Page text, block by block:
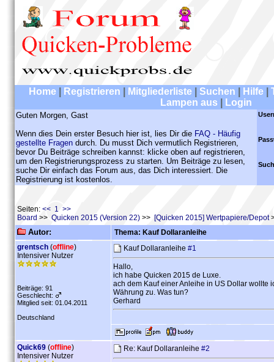
Home Registrieren Mitgliederliste Suchen Hilfe
Lampen aus
Login
Guten Morgen, Gast
Wenn dies Dein erster Besuch hier ist, lies Dir die FAQ - Häufig
gestellte Fragen durch. Du musst Dich vermutlich Registrieren,
bevor Du Beiträge schreiben kannst: klicke oben auf registrieren,
um den Registrierungsprozess zu starten. Um Beiträge zu lesen,
suche Dir einfach das Forum aus, das Dich interessiert. Die
Registrierung ist kostenlos.
Seiten: << 1 >>
Board >> Quicken 2015 (Version 22) >> [Quicken 2015] Wertpapiere/Depot
Autor:
Thema: Kauf Dollaranleihe
grentsch (offline)
Intensiver Nutzer
Beiträge: 91
Geschlecht:
Mitglied seit: 01.04.2011
Deutschland
Kauf Dollaranleihe #1
Hallo,
ich habe Quicken 2015 de Luxe.
ach dem Kauf einer Anleihe in US Dollar wollte
Währung zu. Was tun?
Gerhard
Quick69 (offline)
Intensiver Nutzer
Re: Kauf Dollaranleihe #2